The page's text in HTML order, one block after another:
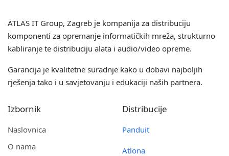
ATLAS IT Group, Zagreb je kompanija za distribuciju
komponenti za opremanje informatičkih mreža, strukturno
kabliranje te distribuciju alata i audio/video opreme.
Garancija je kvalitetne suradnje kako u dobavi najboljih
rješenja tako i u savjetovanju i edukaciji naših partnera.
Izbornik
Naslovnica
O nama
Distribucije
Panduit
Atlona